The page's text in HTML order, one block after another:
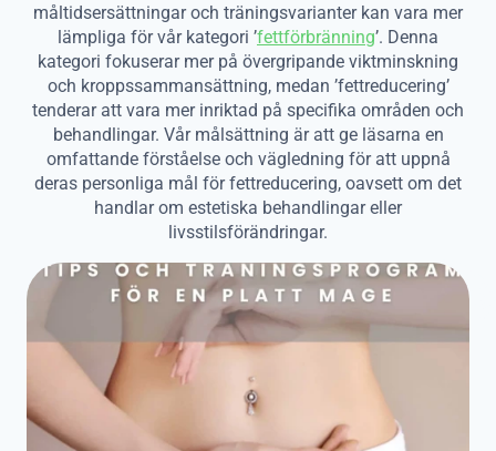
måltidsersättningar och träningsvarianter kan vara mer
lämpliga för vår kategori ’fettförbränning’. Denna
kategori fokuserar mer på övergripande viktminskning
och kroppssammansättning, medan ’fettreducering’
tenderar att vara mer inriktad på specifika områden och
behandlingar. Vår målsättning är att ge läsarna en
omfattande förståelse och vägledning för att uppnå
deras personliga mål för fettreducering, oavsett om det
handlar om estetiska behandlingar eller
livsstilsförändringar.